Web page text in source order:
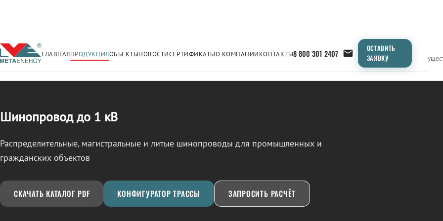
ГЛАВНАЯПРОДУКЦИЯОБЪЕКТЫНОВОСТИСЕРТИФИКАТЫО КОМПАНИИКОНТАКТЫ8 800 301 2407
ОСТАВИТЬ
ЗАЯВКУ
← Продукция/ШИНОПРОВОД Применение Продукция ТипоразмерыСравнение
Шинопровод до 1 кВ
Распределительные, магистральные и литые шинопроводы для промышленных и
гражданских объектов
СКАЧАТЬ КАТАЛОГ PDF КОНФИГУРАТОР ТРАССЫ ЗАПРОСИТЬ РАСЧЁТ